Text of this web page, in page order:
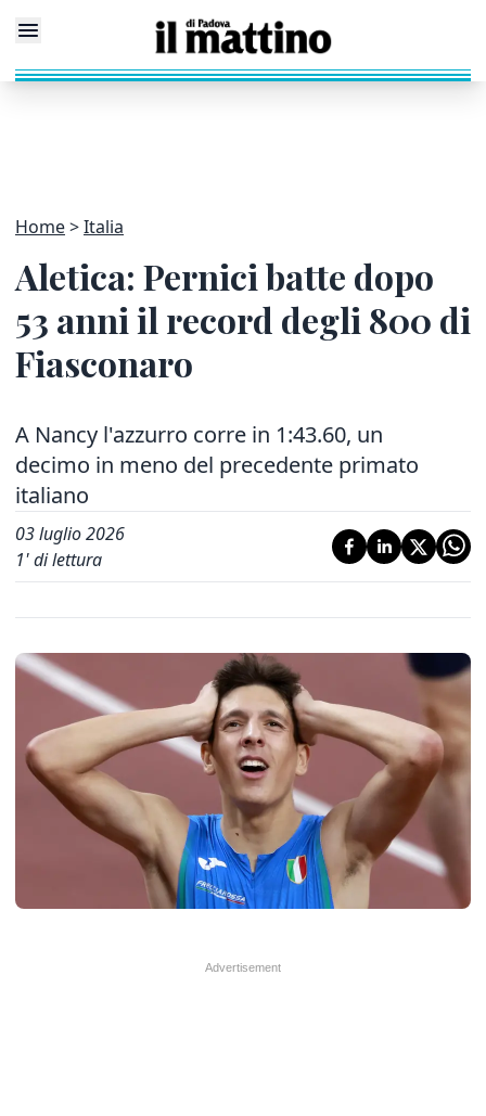
Home Italia
Aletica: Pernici batte dopo
53 anni il record degli 800 di
Fiasconaro
A Nancy l'azzurro corre in 1:43.60, un
decimo in meno del precedente primato
italiano
03 luglio 2026
1' di lettura